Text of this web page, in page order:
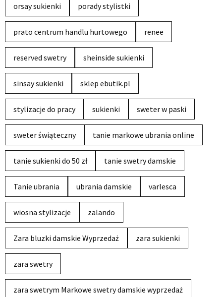
orsay sukienki porady stylistki
prato centrum handlu hurtowego renee
reserved swetry sheinside sukienki
sinsay sukienki sklep ebutik.pl
stylizacje do pracy sukienki sweter w paski
sweter świąteczny tanie markowe ubrania online
tanie sukienki do 50 zł tanie swetry damskie
Tanie ubrania ubrania damskie varlesca
wiosna stylizacje zalando
Zara bluzki damskie Wyprzedaż zara sukienki
zara swetry
zara swetrym Markowe swetry damskie wyprzedaż